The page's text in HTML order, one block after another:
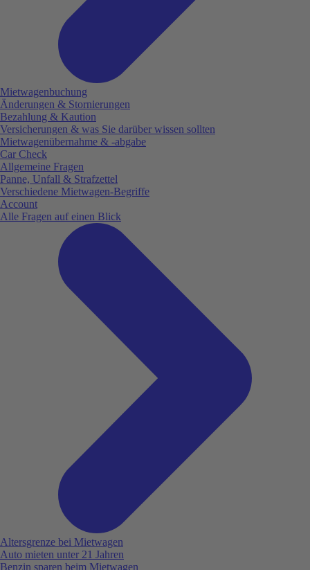
Mietwagenbuchung
Änderungen & Stornierungen
Bezahlung & Kaution
Versicherungen & was Sie darüber wissen sollten
Mietwagenübernahme & -abgabe
Car Check
Allgemeine Fragen
Panne, Unfall & Strafzettel
Verschiedene Mietwagen-Begriffe
Account
Alle Fragen auf einen Blick
Altersgrenze bei Mietwagen
Auto mieten unter 21 Jahren
Benzin sparen beim Mietwagen